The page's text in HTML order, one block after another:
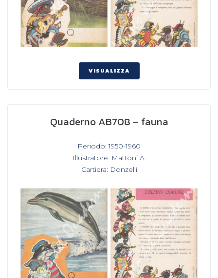
VISUALIZZA
Quaderno AB708 – fauna
Periodo: 1950-1960
Illustratore: Mattoni A.
Cartiera: Donzelli